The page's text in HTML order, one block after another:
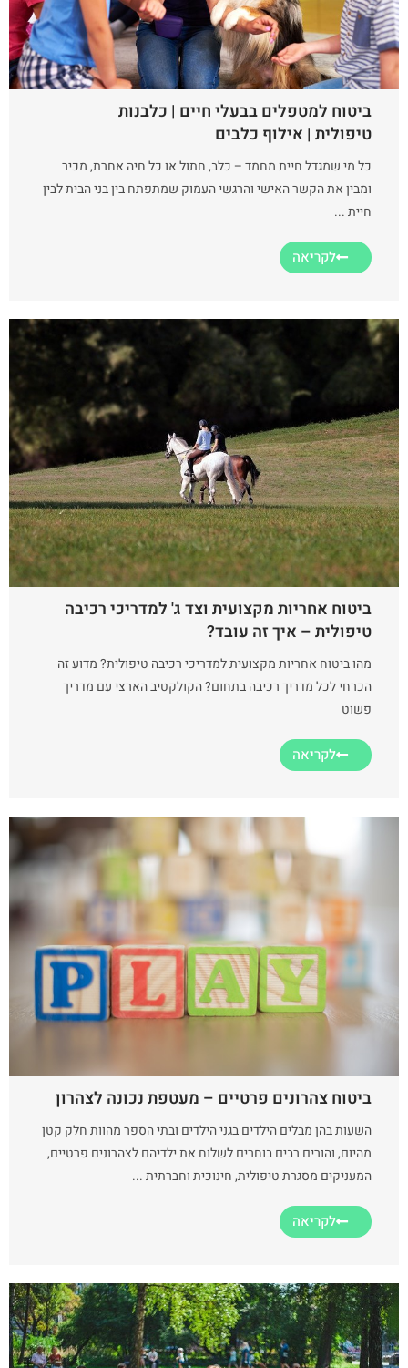
ביטוח למטפלים בבעלי חיים | כלבנות
טיפולית | אילוף כלבים
כל מי שמגדל חיית מחמד – כלב, חתול או כל חיה אחרת, מכיר
ומבין את הקשר האישי והרגשי העמוק שמתפתח בין בני הבית לבין
חיית ...
לקריאה
ביטוח אחריות מקצועית וצד ג' למדריכי רכיבה
טיפולית – איך זה עובד?
מהו ביטוח אחריות מקצועית למדריכי רכיבה טיפולית? מדוע זה
הכרחי לכל מדריך רכיבה בתחום? הקולקטיב הארצי עם מדריך
פשוט
לקריאה
ביטוח צהרונים פרטיים – מעטפת נכונה לצהרון
השעות בהן מבלים הילדים בגני הילדים ובתי הספר מהוות חלק קטן
מהיום, והורים רבים בוחרים לשלוח את ילדיהם לצהרונים פרטיים,
המעניקים מסגרת טיפולית, חינוכית וחברתית ...
לקריאה